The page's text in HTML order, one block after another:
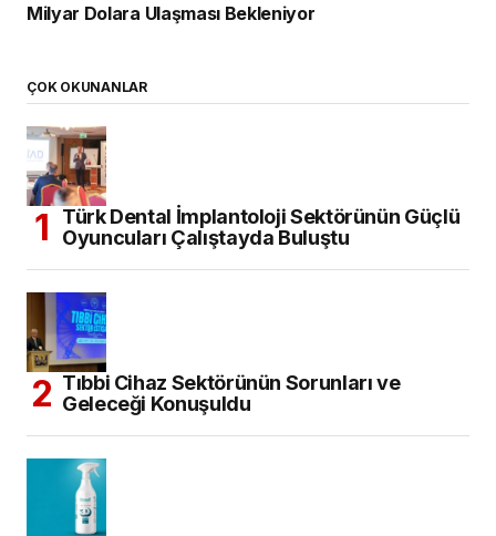
Milyar Dolara Ulaşması Bekleniyor
ÇOK OKUNANLAR
Türk Dental İmplantoloji Sektörünün Güçlü
Oyuncuları Çalıştayda Buluştu
Tıbbi Cihaz Sektörünün Sorunları ve
Geleceği Konuşuldu